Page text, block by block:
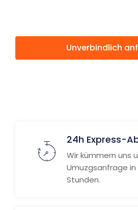
Unverbindlich
24h Express-
Wir kümmern uns
Umuzgsanfrage in
Stunden.